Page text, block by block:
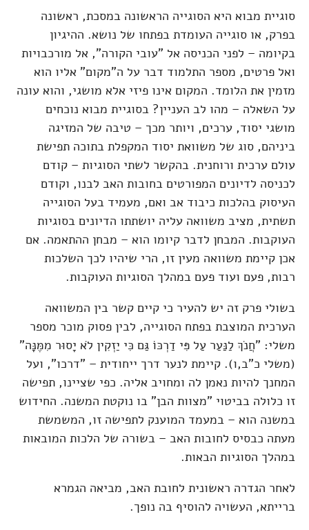
סוגיית מבוא היא הסוגייה הראשונה במסכת, ראשונה
בפרק, או סוגייה העומדת בפתחו של נושא. ההיגיון
בקיומה – לפני הכניסה אל "עובי הקורה", אל מורכבויות
ואל פרטים, מספר התלמוד דבר על ה"מקום" אליו הוא
מזמין את הלומד. המקום אינו פיזי אלא מושגי, והוא עונה
על השאלה – מהו לב העניין? בסוגיית מבוא נוכחים
מושגי יסוד, ערכים, ויותר מכך – טיבה של המזיגה
ביניהם, סוג של משוואת יסוד המקפלת בתוכה תפישת
עולם ערכית ורוחנית. בהקשר לשתי הסוגיות – קודם
לכניסה לדיונים המפורטים בחובות האב לבנו, וקודם
העיסוק בהלכות כיבוד אב ואם, מעמיד בעל הסוגייה
תשתית, מציב משוואה עליה יושתתו הדיונים בסוגיות
העוקבות. המבחן לדבר קיומו הוא – מבחן ההתאמה. אם
אכן קיימת משוואה מעין זו, הרי שיהיו לכך השלכות
רבות, פעם ועוד פעם במהלך הסוגיות העוקבות.
בשולי פרק זה יש להעיר כי קיים קשר בין המשוואה
הערכית המוצבת בפתח הסוגייה, לבין פסוק מוכר מספר
משלי: "חֲנֹךְ לַנַּעַר עַל פִּי דַרְכּוֹ גַּם כִּי יַזְקִין לֹא יָסוּר מִמֶּנָּה"
(משלי כ"ב,ו). קיימת לנער דרך ייחודית – "דרכו", ועל
המחנך להיות נאמן לה ומחויב אליה. כפי שציינו, תפישה
זו כלולה בביטוי "מצוות הבן" בו נוקטת המשנה. החידוש
במשנה הוא – במעמד המוענק לתפישה זו, המשמשת
מעתה כבסיס לחובות האב – בשורה של הלכות המובאות
במהלך הסוגיות הבאות.
לאחר הגדרה ראשונית לחובת האב, מביאה הגמרא
ברייתא, העשויה להוסיף בה נופך.